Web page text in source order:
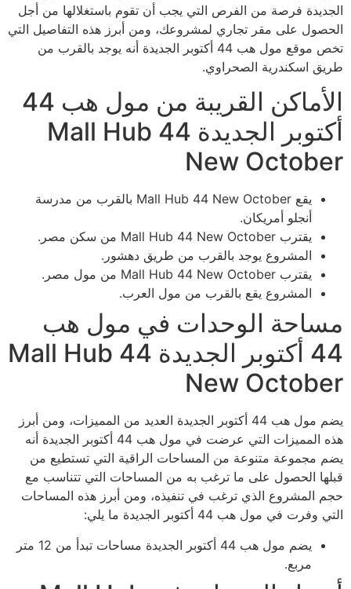
الجديدة فرصة من الفرص التي يجب أن تقوم باستغلالها من أجل
الحصول على مقر تجاري لمشروعك، ومن أبرز هذه التفاصيل التي
تخص موقع مول هب 44 أكتوبر الجديدة أنه يوجد بالقرب من
طريق اسكندرية الصحراوي.
الأماكن القريبة من مول هب 44
أكتوبر الجديدة Mall Hub 44
New October
يقع Mall Hub 44 New October بالقرب من مدرسة
أنجلو أمريكان.
يقترب Mall Hub 44 New October من سكن مصر.
المشروع يوجد بالقرب من طريق دهشور.
يقترب Mall Hub 44 New October من مول مصر.
المشروع يقع بالقرب من مول العرب.
مساحة الوحدات في مول هب
44 أكتوبر الجديدة Mall Hub 44
New October
يضم مول هب 44 أكتوبر الجديدة العديد من المميزات، ومن أبرز
هذه المميزات التي عرضت في مول هب 44 أكتوبر الجديدة أنه
يضم مجموعة متنوعة من المساحات الراقية التي تستطيع من
قبلها الحصول على ما ترغب به من المساحات التي تتناسب مع
حجم المشروع الذي ترغب في تنفيذه، ومن أبرز هذه المساحات
التي وفرت في مول هب 44 أكتوبر الجديدة ما يلي:
يضم مول هب 44 أكتوبر الجديدة مساحات تبدأ من 12 متر
مربع.